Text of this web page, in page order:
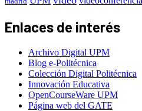
Enlaces de interés
Archivo Digital UPM
Blog e-Politécnica
Colección Digital Politécnica
Innovación Educativa
OpenCourseWare UPM
Página web del GATE